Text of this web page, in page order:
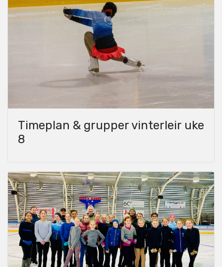
Timeplan & grupper vinterleir uke
8